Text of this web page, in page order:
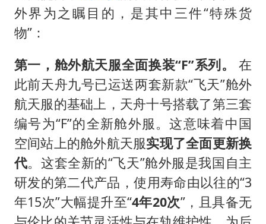
外界为之瞩目的，是其中三件“特殊货
物”：
第一，舱外航天服全面换装“F”系列。
在
此前天舟九号已运送两套新款“飞天”舱外
航天服的基础上，天舟十号搭载了第三套
编号为“F”的全新舱外服。这意味着中国
空间站上的舱外航天服实现了全面更新换
代。这套全新的“飞天”舱外服是我国自主
研发的第二代产品，使用寿命由以往的“3
年15次”大幅提升至“4年20次”，且具备无